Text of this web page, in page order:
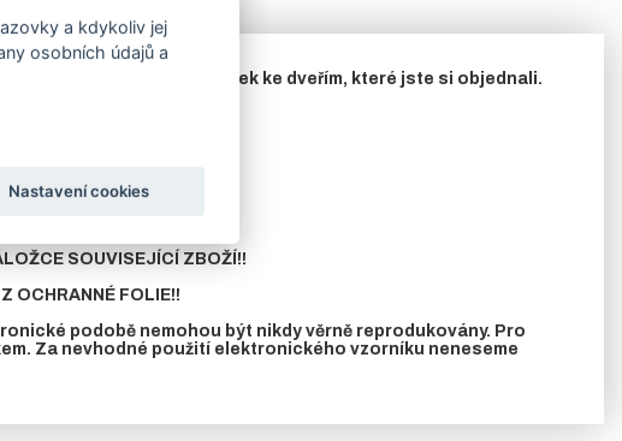
Jedná se o příplatek ke dveřím, které jste si objednali.
nalakování.
SOUVISEJÍCÍ ZBOŽÍ!!
OCHRANNÉ FOLIE!!
podobě nemohou být nikdy věrně reprodukovány. Pro
Za nevhodné použití elektronického vzorníku neneseme
a kdykoliv jej
osobních údajů a
Nastavení cookies